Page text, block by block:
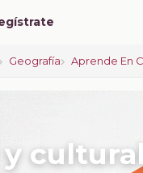
Geografía Aprende En